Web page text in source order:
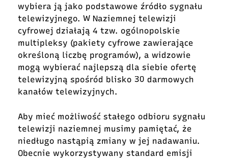
wybiera ją jako podstawowe źródło sygnału
telewizyjnego. W Naziemnej telewizji
cyfrowej działają 4 tzw. ogólnopolskie
multipleksy (pakiety cyfrowe zawierające
określoną liczbę programów), a widzowie
mogą wybierać najlepszą dla siebie ofertę
telewizyjną spośród blisko 30 darmowych
kanałów telewizyjnych.
Aby mieć możliwość stałego odbioru sygnału
telewizji naziemnej musimy pamiętać, że
niedługo nastąpią zmiany w jej nadawaniu.
Obecnie wykorzystywany standard emisji